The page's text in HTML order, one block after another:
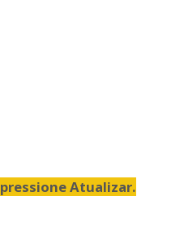
pressione Atualizar.